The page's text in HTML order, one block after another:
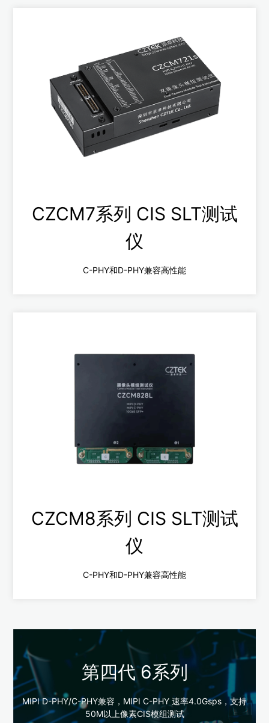
查看更多
CZCM7系列 CIS SLT测试
仪
C-PHY和D-PHY兼容高性能
CZCM7系列
C-PHY和D-PHY兼容，万兆网传输
D-PHY最高传输速度2.0Gbps/Lane
CZCM8系列 CIS SLT测试
仪
C-PHY和D-PHY兼容高性能
CZCM8系列
C-PHY和D-PHY兼容，万兆网传输
第四代 6系列
MIPI D-PHY/C-PHY兼容，MIPI C-PHY 速率4.0Gsps，支持
50M以上像素CIS模组测试